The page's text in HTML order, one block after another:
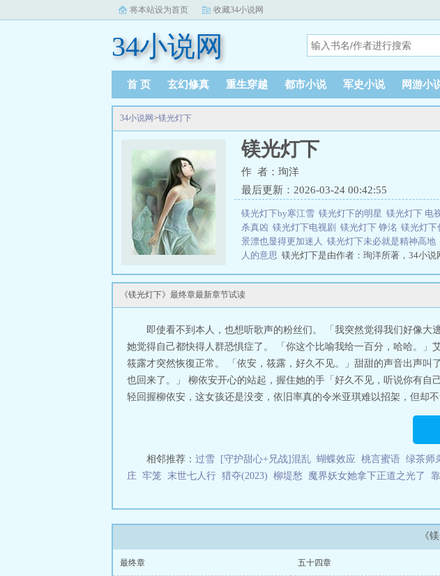
将本站设为首页 收藏34小说网
34小说网
首 页 玄幻修真 重生穿越 都市小说 军史小说 网游小
34小说网>镁光灯下
镁光灯下
作 者：珣洋
最后更新：2026-03-24 00:42:55
镁光灯下by寒江雪 镁光灯下的明星 镁光灯下 电
杀真凶 镁光灯下电视剧 镁光灯下 铮洺 镁光灯下
景漂也显得更加迷人 镁光灯下未必就是精神高地
人的意思 镁光灯下是由作者：珣洋所著，34小说
《镁光灯下》最终章最新章节试读
即使看不到本人，也想听歌声的粉丝们。 「我突然觉得我们好像大
她觉得自己都快得人群恐惧症了。 「你这个比喻我给一百分，哈哈。
筱露才突然恢復正常。 「依安，筱露，好久不见。」甜甜的声音出声
也回来了。」 柳依安开心的站起，握住她的手「好久不见，听说你有
轻回握柳依安，这女孩还是没变，依旧率真的令米亚琪难以招架，但却
相邻推荐： 过雪 [守护甜心+兄战]混乱 蝴蝶效应 桃言蜜语 绿茶师
庄 牢笼 末世七人行 猎夺(2023) 柳堤愁 魔界妖女她拿下正道之光了
《
最终章 五十四章